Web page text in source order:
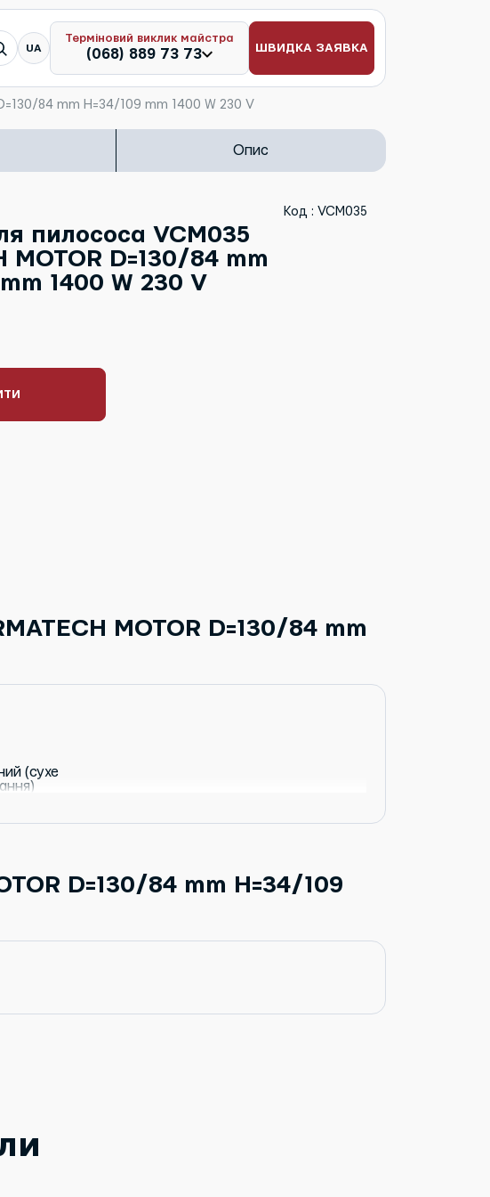
шукаю...
UA
Терміновий виклик майстра
(068) 889 73 73 ШВИДКА ЗАЯВКА
84 mm H=34/109 mm 1400 W 230 V
Опис
Код : VCM035
пилососа VCM035
MOTOR D=130/84 mm
1400 W 230 V
MOTOR D=130/84 mm
(сухе
D=130/84 mm H=34/109